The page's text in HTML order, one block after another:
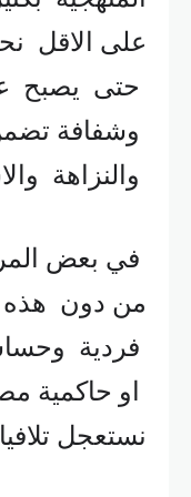
على الاقل
حتى يصبح
وشفافة
والنزاهة
في بعض
من دون هذه
فردية
او حاكمية
نستعجل